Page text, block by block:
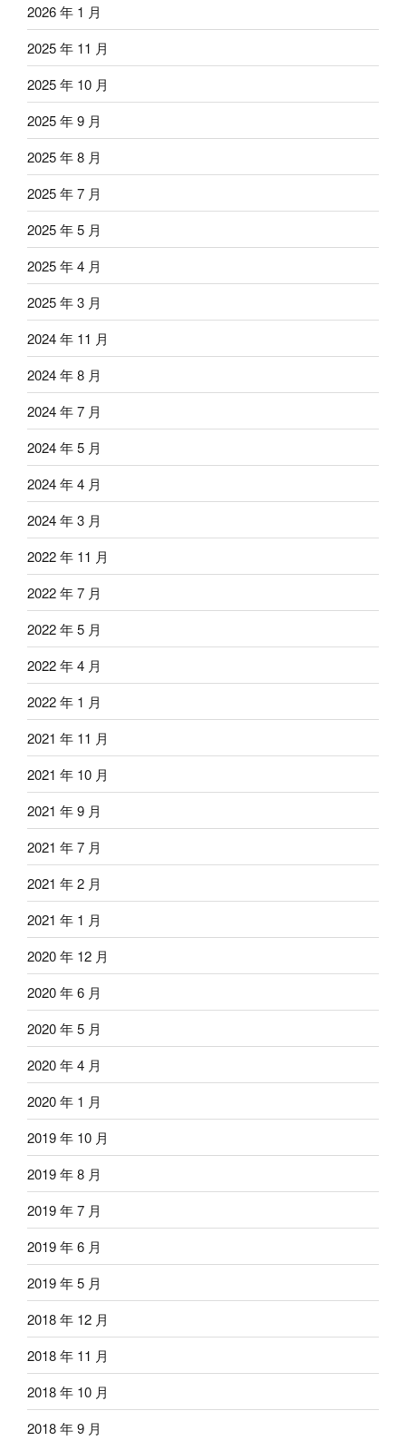
2026 年 1 月
2025 年 11 月
2025 年 10 月
2025 年 9 月
2025 年 8 月
2025 年 7 月
2025 年 5 月
2025 年 4 月
2025 年 3 月
2024 年 11 月
2024 年 8 月
2024 年 7 月
2024 年 5 月
2024 年 4 月
2024 年 3 月
2022 年 11 月
2022 年 7 月
2022 年 5 月
2022 年 4 月
2022 年 1 月
2021 年 11 月
2021 年 10 月
2021 年 9 月
2021 年 7 月
2021 年 2 月
2021 年 1 月
2020 年 12 月
2020 年 6 月
2020 年 5 月
2020 年 4 月
2020 年 1 月
2019 年 10 月
2019 年 8 月
2019 年 7 月
2019 年 6 月
2019 年 5 月
2018 年 12 月
2018 年 11 月
2018 年 10 月
2018 年 9 月